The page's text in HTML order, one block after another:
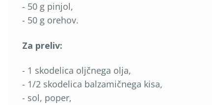
- 50 g pinjol,
- 50 g orehov.
Za preliv:
- 1 skodelica oljčnega olja,
- 1/2 skodelica balzamičnega kisa,
- sol, poper,